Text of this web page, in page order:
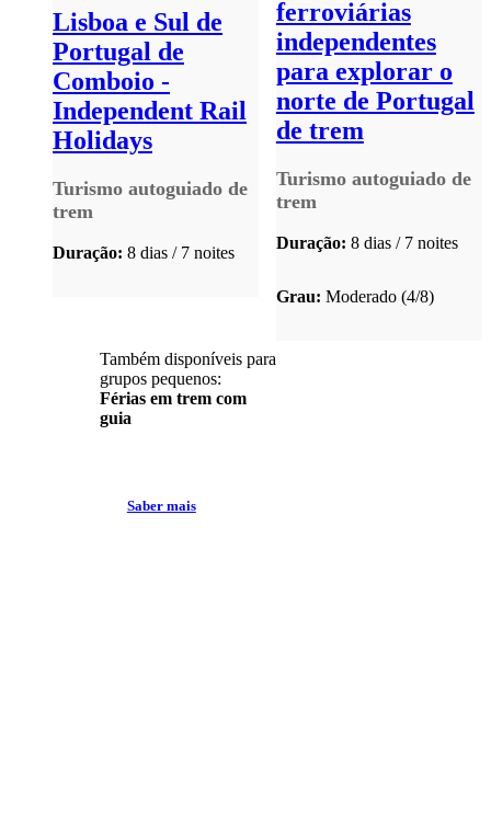
Lisboa e Sul de
Portugal de
Comboio -
Independent Rail
Holidays
Turismo autoguiado de
trem
Duração: 8 dias / 7 noites
ferroviárias
independentes
para explorar o
norte de Portugal
de trem
Turismo autoguiado de
trem
Duração: 8 dias / 7 noites
Grau: Moderado (4/8)
Também disponíveis para
grupos pequenos:
Férias em trem com
guia
Saber mais